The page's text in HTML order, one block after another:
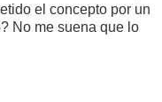
el concepto por un
No me suena que lo